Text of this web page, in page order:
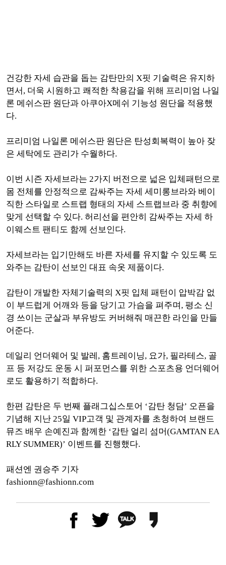
건강한 자세 습관을 돕는 감탄만의 X핏 기술력은 유지하
면서, 더욱 시원하고 쾌적한 착용감을 위해 프리미엄 나일
론 메쉬스판 원단과 아쿠아X메쉬 기능성 원단을 적용했
다.
프리미엄 나일론 메쉬스판 원단은 탄성회복력이 높아 잦
은 세탁에도 관리가 수월하다.
이번 시즌 자세브라는 2가지 버전으로 넓은 입체패턴으로
몸 전체를 안정적으로 감싸주는 자세 세미롱브라와 베이
직한 스타일로 스트랩 형태의 자세 스트랩브라 중 취향에
맞게 선택할 수 있다. 허리선을 편안히 감싸주는 자세 하
이웨스트 팬티도 함께 선보인다.
자세브라는 입기만해도 바른 자세를 유지할 수 있도록 도
와주는 감탄이 선보인 대표 속옷 제품이다.
감탄이 개발한 자체기술력의 X핏 입체 패턴이 압박감 없
이 부드럽게 어깨와 등을 당기고 가슴을 펴주며, 평소 신
경 쓰이는 군살과 부유방도 커버해줘 매끈한 라인을 만들
어준다.
데일리 언더웨어 및 발레, 홈트레이닝, 요가, 필라테스, 골
프 등 저강도 운동 시 퍼포먼스를 위한 스포츠용 언더웨어
로도 활용하기 적합하다.
한편 감탄은 두 번째 플래그십스토어 ‘감탄 청담’ 오픈을
기념해 지난 25일 VIP고객 및 관계자를 초청하여 브랜드
뮤즈 배우 손예진과 함께한 ‘감탄 얼리 섬머(GAMTAN EA
RLY SUMMER)’ 이벤트를 진행했다.
패션엔 권승주 기자
fashionn@fashionn.com